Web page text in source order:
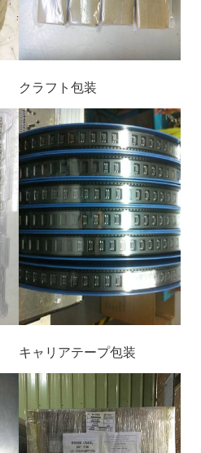
クラフト包装
キャリアテープ包装